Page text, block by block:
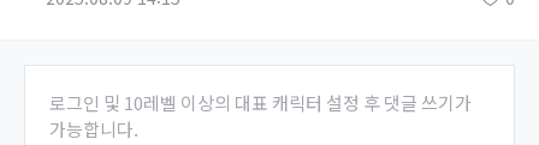
로그인 및 10레벨 이상의 대표 캐릭터 설정 후 댓글 쓰기가
가능합니다.